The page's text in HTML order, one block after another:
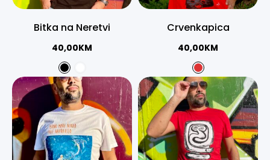
Bitka na Neretvi
40,00KM
Crvenkapica
40,00KM